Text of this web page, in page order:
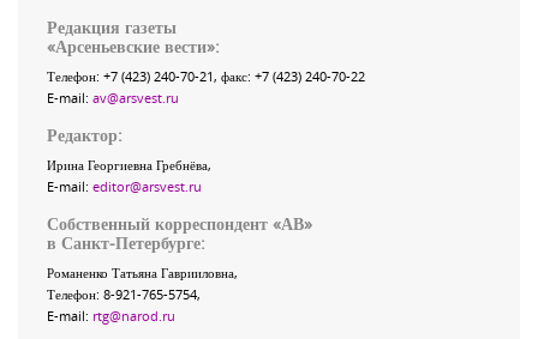
Редакция газеты
«Арсеньевские вести»:
Телефон: +7 (423) 240-70-21, факс: +7 (423) 240-70-22
E-mail: av@arsvest.ru
Редактор:
Ирина Георгиевна Гребнёва,
E-mail: editor@arsvest.ru
Собственный корреспондент «АВ»
в Санкт-Петербурге:
Романенко Татьяна Гаврииловна,
Телефон: 8-921-765-5754,
E-mail: rtg@narod.ru